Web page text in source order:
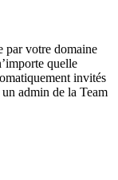
par votre domaine
quelle
invités
admin de la Team